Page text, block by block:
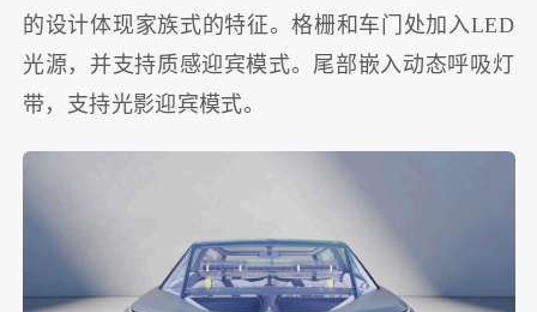
的设计体现家族式的特征。格栅和车门处加入LED
光源，并支持质感迎宾模式。尾部嵌入动态呼吸灯
带，支持光影迎宾模式。